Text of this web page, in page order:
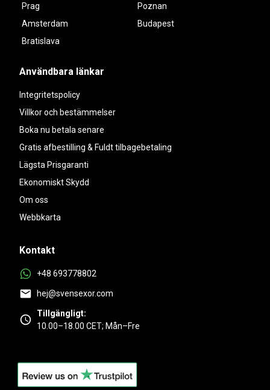
Prag
Poznan
Amsterdam
Budapest
Bratislava
Användbara länkar
Integritetspolicy
Villkor och bestämmelser
Boka nu betala senare
Gratis afbestilling & Fuldt tilbagebetaling
Lägsta Prisgaranti
Ekonomiskt Skydd
Om oss
Webbkarta
Kontakt
+48 693778802
hej@svensexor.com
Tillgängligt:
10.00–18.00 CET; Mån–Fre